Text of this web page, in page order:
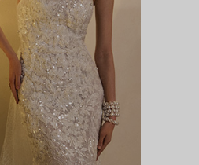
ГРАЦИЯ
DIVA